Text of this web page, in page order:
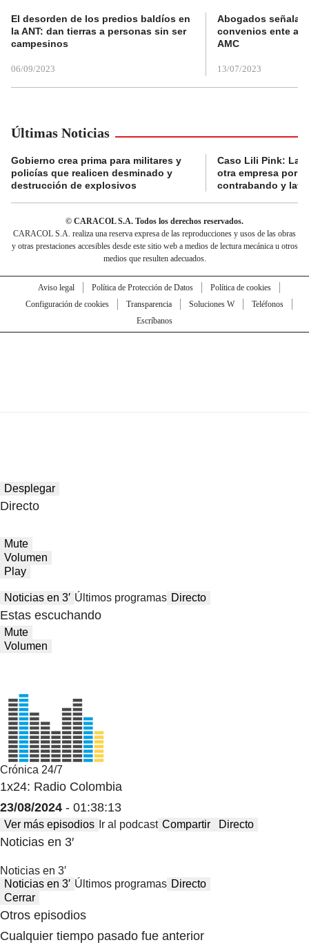
El desorden de los predios baldíos en
la ANT: dan tierras a personas sin ser
campesinos
06/09/2023
Abogados
convenios ente
AMC
13/07/2023
Últimas Noticias
Gobierno crea prima para militares y
policías que realicen desminado y
destrucción de explosivos
Caso Lili Pink: La
otra empresa por
contrabando y
© CARACOL S.A. Todos los derechos reservados.
CARACOL S.A. realiza una reserva expresa de las reproducciones y usos de las obras
y otras prestaciones accesibles desde este sitio web a medios de lectura mecánica u otros
medios que resulten adecuados.
Aviso legal Política de Protección de Datos
Política de cookies
Configuración de cookies
Transparencia Soluciones W
Teléfonos
Escríbanos
Desplegar
Directo
Mute
Volumen
Play
Noticias en 3′ Últimos programas Directo
Estas escuchando
Mute
Volumen
Crónica 24/7
1x24: Radio Colombia
23/08/2024 - 01:38:13
Ver más episodios Ir al podcast Compartir Directo
Noticias en 3′
Noticias en 3′
Noticias en 3′ Últimos programas Directo
Cerrar
Otros episodios
Cualquier tiempo pasado fue anterior